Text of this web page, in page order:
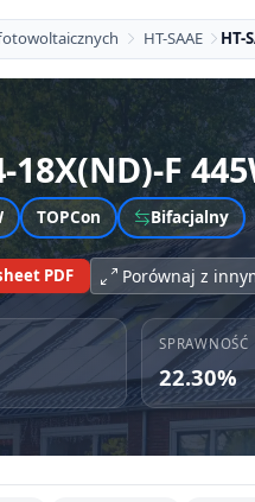
HT-SAAE HT-
18X(ND)-F
TOPCon Bifacjalny
PDF Porównaj z
SPRAWNOŚĆ
22.30%